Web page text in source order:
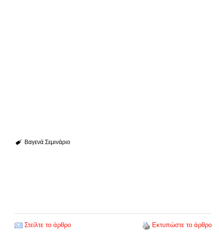
Βαγενά Σεμινάριο
Στείλτε το άρθρο
Εκτυπώστε το άρθρο